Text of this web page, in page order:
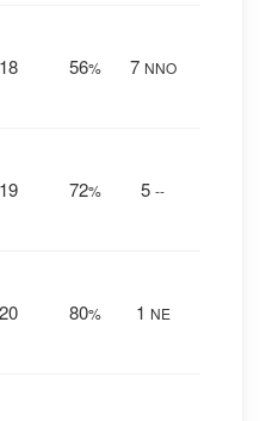
56% 7 NNO
72% 5 --
80% 1 NE